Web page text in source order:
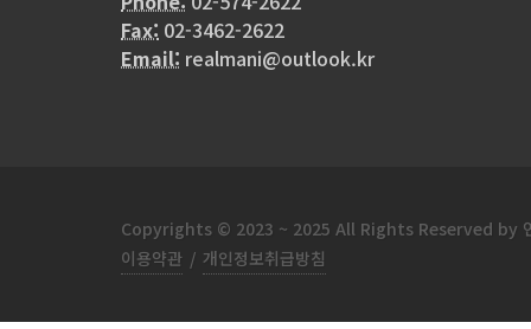
Fax: 02-3462-2622
Email: realmani@outlook.kr
Copyrights © 2023 ~ 2025 All Rights Reserved by 연
이용약관 / 개인정보취급방침